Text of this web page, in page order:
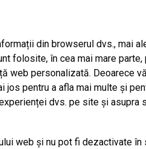
din browserul dvs., mai
folosite, în cea mai mare
web personalizată. Deoarece
pentru a afla mai multe și
dvs. pe site și asupra
web și nu pot fi dezactivate